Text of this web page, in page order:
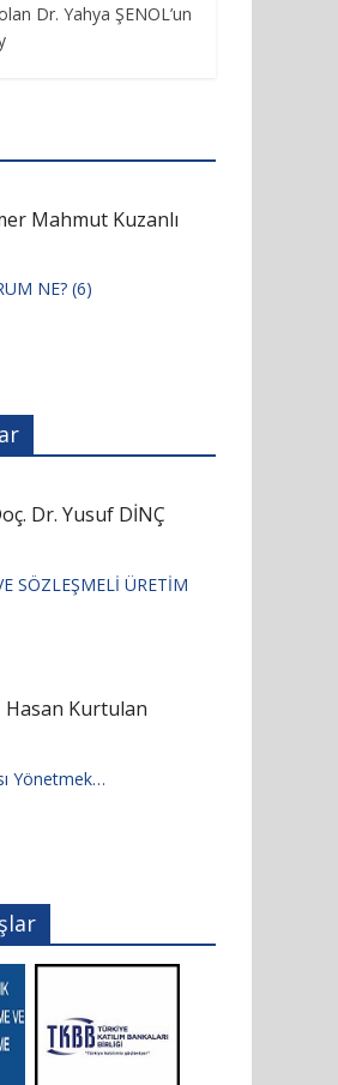
Dr. Yahya ŞENOL’un
Mahmut Kuzanlı
NE? (6)
Dr. Yusuf DİNÇ
SÖZLEŞMELİ ÜRETİM
Hasan Kurtulan
Yönetmek…